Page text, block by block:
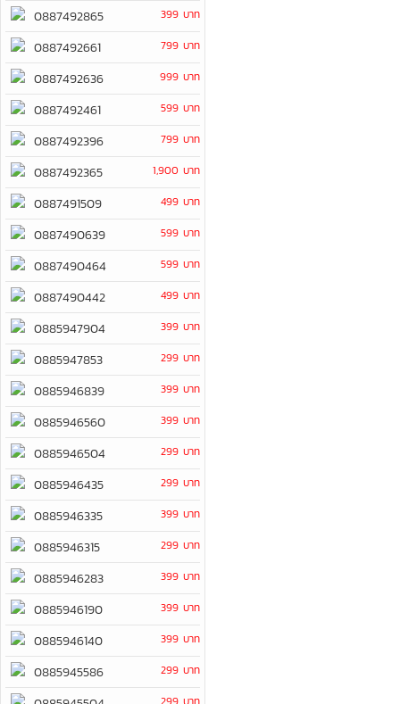
0887492865 399 บาท
0887492661 799 บาท
0887492636 999 บาท
0887492461 599 บาท
0887492396 799 บาท
0887492365 1,900 บาท
0887491509 499 บาท
0887490639 599 บาท
0887490464 599 บาท
0887490442 499 บาท
0885947904 399 บาท
0885947853 299 บาท
0885946839 399 บาท
0885946560 399 บาท
0885946504 299 บาท
0885946435 299 บาท
0885946335 399 บาท
0885946315 299 บาท
0885946283 399 บาท
0885946190 399 บาท
0885946140 399 บาท
0885945586 299 บาท